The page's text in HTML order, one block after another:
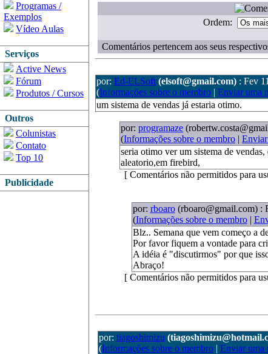
Programas /
Exemplos
Vídeo Aulas
Serviços
Active News
Fórum
Produtos / Cursos
Outros
Colunistas
Contato
Top 10
Publicidade
Ordem:
Comentários pertencem aos seus
por: Ed-ELSoft (elsoft@gmail.com) : Fev
(Informações sobre o membro | Enviar uma
um sistema de vendas já estaria otimo.
por: programaze
(Informações sobre o membro |
seria otimo ver um sistema de
aleatorio,em firebird,
[ Comentários não permitidos para
por: rboaro (rboaro@gmail.com):
(Informações sobre o membro|
Blz.. Semana que vem começo a
Por favor fiquem a vontade para
A idéia é "discutirmos" por que
Abraço!
[ Comentários não permitidos para
por: tiagoshimizu
(Informações sobre o membro| Enviar uma